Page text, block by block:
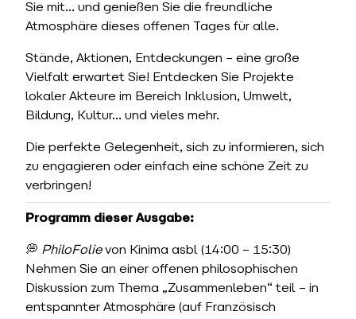
Sie mit… und genießen Sie die freundliche
Atmosphäre dieses offenen Tages für alle.
Stände, Aktionen, Entdeckungen – eine große
Vielfalt erwartet Sie! Entdecken Sie Projekte
lokaler Akteure im Bereich Inklusion, Umwelt,
Bildung, Kultur… und vieles mehr.
Die perfekte Gelegenheit, sich zu informieren, sich
zu engagieren oder einfach eine schöne Zeit zu
verbringen!
Programm dieser Ausgabe:
💭 PhiloFolievon Kinima asbl (14:00 – 15:30)
Nehmen Sie an einer offenen philosophischen
Diskussion zum Thema „Zusammenleben“ teil – in
entspannter Atmosphäre (auf Französisch